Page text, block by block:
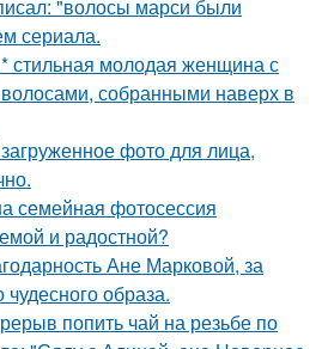
"волосы марси были
сериала.
стильная молодая женщина с
собранными наверх в
фото для лица,
семейная фотосессия
и радостной?
Ане Марковой, за
чудесного образа.
попить чай на резьбе по